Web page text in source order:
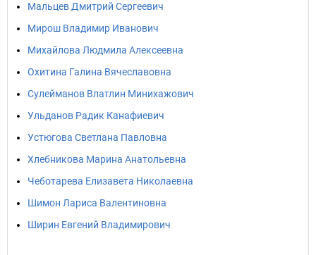
Мальцев Дмитрий Сергеевич
Мирош Владимир Иванович
Михайлова Людмила Алексеевна
Охитина Галина Вячеславовна
Сулейманов Влатлин Минихажович
Ульданов Радик Канафиевич
Устюгова Светлана Павловна
Хлебникова Марина Анатольевна
Чеботарева Елизавета Николаевна
Шимон Лариса Валентиновна
Ширин Евгений Владимирович